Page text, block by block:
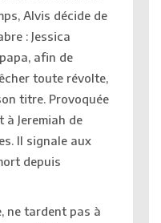
Alvis décide de
: Jessica
afin de
toute révolte,
titre. Provoquée
à Jeremiah de
Il signale aux
depuis
ne tardent pas à